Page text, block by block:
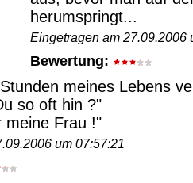
herumspringt...
Eingetragen am 27.09.2006
Bewertung:
meines Lebens
so oft hin ?"
meine Frau !"
um 07:57:21